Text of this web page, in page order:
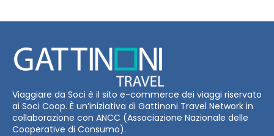
Viaggiare da Soci è il sito e-commerce dei viaggi riservato
ai Soci Coop. È un’iniziativa di Gattinoni Travel Network in
collaborazione con ANCC (Associazione Nazionale delle
Cooperative di Consumo).